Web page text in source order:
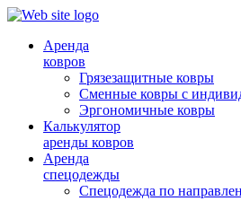
Аренда
ковров
Грязезащитные ковры
Сменные ковры с
Эргономичные ковры
Калькулятор
аренды ковров
Аренда
спецодежды
Спецодежда по